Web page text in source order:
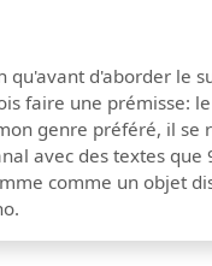
qu'avant d'aborder le
faire une prémisse:
genre préféré, il se
avec des textes que
comme un objet